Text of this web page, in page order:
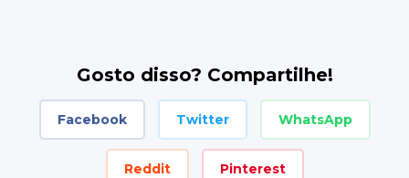
Gosto disso? Compartilhe!
Facebook Twitter WhatsApp
Reddit Pinterest